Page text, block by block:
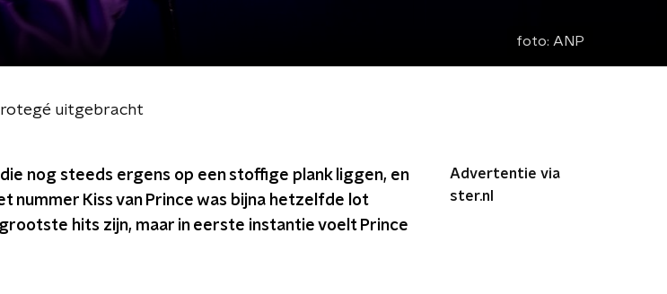
foto: ANP
uitgebracht
nog steeds ergens op een stoffige plank liggen, en
nummer Kiss van Prince was bijna hetzelfde lot
hits zijn, maar in eerste instantie voelt Prince
Advertentie via
ster.nl